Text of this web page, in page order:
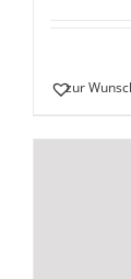
zur